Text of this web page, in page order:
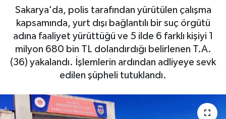
Sakarya'da, polis tarafından yürütülen çalışma
kapsamında, yurt dışı bağlantılı bir suç örgütü
adına faaliyet yürüttüğü ve 5 ilde 6 farklı kişiyi 1
milyon 680 bin TL dolandırdığı belirlenen T.A.
(36) yakalandı. İşlemlerin ardından adliyeye sevk
edilen şüpheli tutuklandı.